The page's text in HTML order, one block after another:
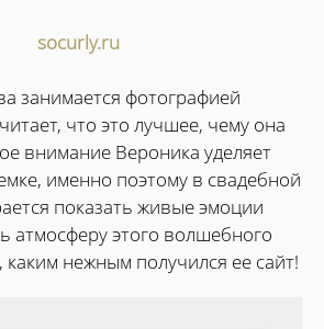
socurly.ru
занимается фотографией
что это лучшее, чему она
внимание Вероника уделяет
именно поэтому в свадебной
показать живые эмоции
атмосферу этого волшебного
нежным получился ее сайт!